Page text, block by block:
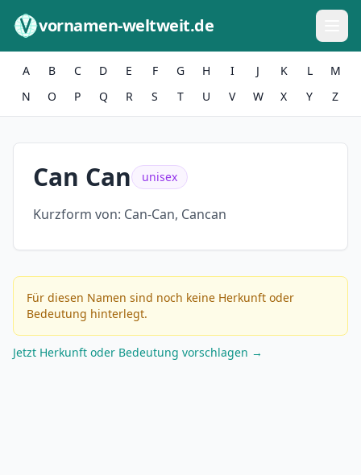
vornamen-weltweit.de
A B C D E F G H I J K L
M
N
O P Q R S T U V W X Y Z
Can Can unisex
Kurzform von: Can-Can, Cancan
Für diesen Namen sind noch keine Herkunft oder
Bedeutung hinterlegt.
Jetzt Herkunft oder Bedeutung vorschlagen →